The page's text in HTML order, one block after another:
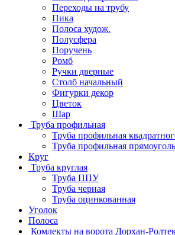
Переходы на трубу
Пика
Полоса худож.
Полусфера
Поручень
Ромб
Ручки дверные
Столб начальный
Фигурки декор
Цветок
Шар
Труба профильная
Труба профильная
Труба профильная
Круг
Труба круглая
Труба ППУ
Труба черная
Труба оцинкованная
Уголок
Полоса
Комлекты на ворота Дорхан-